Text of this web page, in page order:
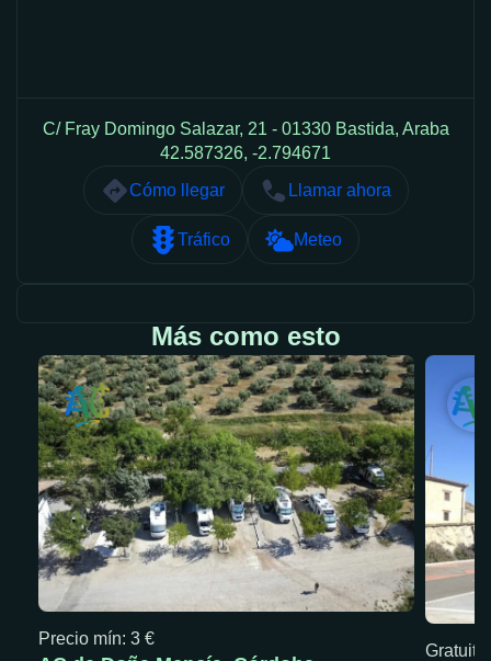
C/ Fray Domingo Salazar, 21 - 01330 Bastida, Araba
42.587326, -2.794671
Cómo llegar
Llamar ahora
Tráfico Meteo
Más como esto
Precio mín: 3 €
Gratuita